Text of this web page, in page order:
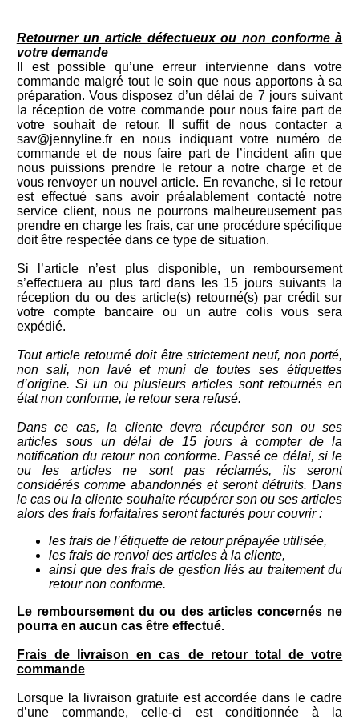
Retourner un article défectueux ou non conforme à
votre demande
Il est possible qu’une erreur intervienne dans votre
commande malgré tout le soin que nous apportons à sa
préparation. Vous disposez d’un délai de 7 jours suivant
la réception de votre commande pour nous faire part de
votre souhait de retour. Il suffit de nous contacter a
sav@jennyline.fr en nous indiquant votre numéro de
commande et de nous faire part de l’incident afin que
nous puissions prendre le retour a notre charge et de
vous renvoyer un nouvel article. En revanche, si le retour
est effectué sans avoir préalablement contacté notre
service client, nous ne pourrons malheureusement pas
prendre en charge les frais, car une procédure spécifique
doit être respectée dans ce type de situation.
Si l’article n’est plus disponible, un remboursement
s’effectuera au plus tard dans les 15 jours suivants la
réception du ou des article(s) retourné(s) par crédit sur
votre compte bancaire ou un autre colis vous sera
expédié.
Tout article retourné doit être strictement neuf, non porté,
non sali, non lavé et muni de toutes ses étiquettes
d’origine. Si un ou plusieurs articles sont retournés en
état non conforme, le retour sera refusé.
Dans ce cas, la cliente devra récupérer son ou ses
articles sous un délai de 15 jours à compter de la
notification du retour non conforme. Passé ce délai, si le
ou les articles ne sont pas réclamés, ils seront
considérés comme abandonnés et seront détruits. Dans
le cas ou la cliente souhaite récupérer son ou ses articles
alors des frais forfaitaires seront facturés pour couvrir :
les frais de l’étiquette de retour prépayée utilisée,
les frais de renvoi des articles à la cliente,
ainsi que des frais de gestion liés au traitement du
retour non conforme.
Le remboursement du ou des articles concernés ne
pourra en aucun cas être effectué.
Frais de livraison en cas de retour total de votre
commande
Lorsque la livraison gratuite est accordée dans le cadre
d’une commande, celle-ci est conditionnée à la